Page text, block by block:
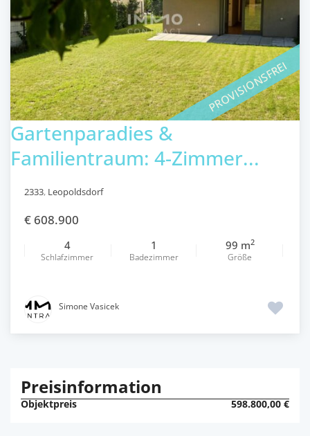
PROVISIONSFREI
Gartenparadies &
Familientraum: 4-Zimmer...
2333, Leopoldsdorf
€ 608.900
4
Schlafzimmer
1
Badezimmer
99 m2
Größe
Simone Vasicek
Preisinformation
Objektpreis 598.800,00 €